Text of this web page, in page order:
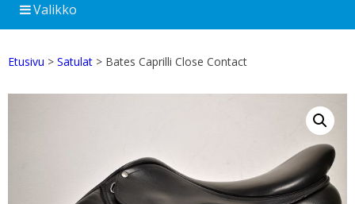
Valikko
Etusivu > Satulat > Bates Caprilli Close Contact